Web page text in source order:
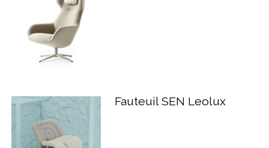
Fauteuil SEN Leolux